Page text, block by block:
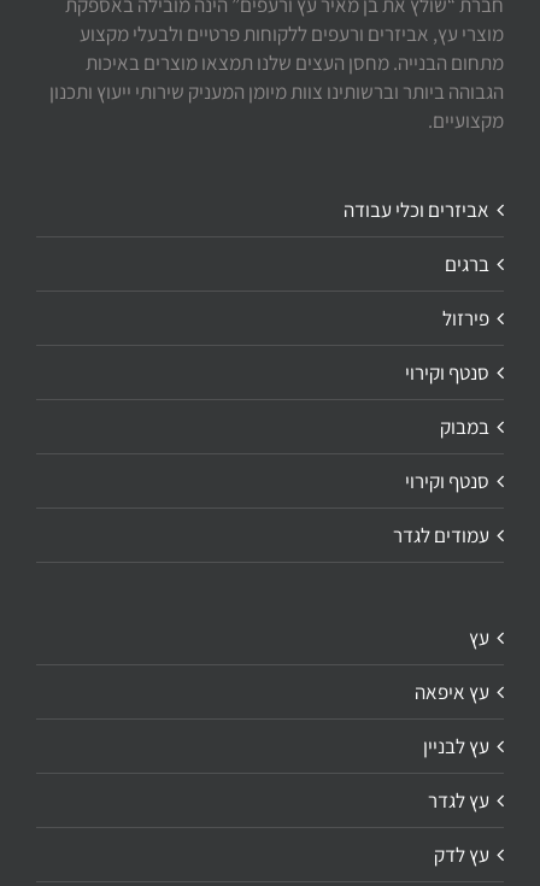
מוצרי עץ, אביזרים ורעפים ללקוחות פרטיים ולבעלי מקצוע
מתחום הבנייה. מחסן העצים שלנו תמצאו מוצרים באיכות
הגבוהה ביותר וברשותינו צוות מיומן המעניק שירותי ייעוץ ותכנון
מקצועיים.
אביזרים וכלי עבודה
ברגים
פירזול
סנטף וקירוי
במבוק
סנטף וקירוי
עמודים לגדר
עץ
עץ איפאה
עץ לבניין
עץ לגדר
עץ לדק